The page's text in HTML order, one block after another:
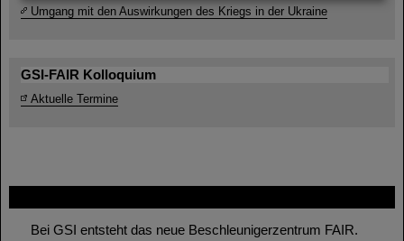
Bei GSI entsteht das neue Beschleunigerzentrum FAIR.
Umgang mit den Auswirkungen des Kriegs in der Ukraine
GSI-FAIR Kolloquium
Aktuelle Termine